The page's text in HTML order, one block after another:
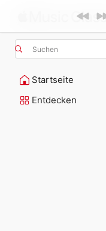
Suchen
Startseite
Entdecken